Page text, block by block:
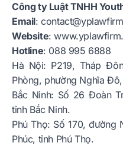
Công ty Luật TNHH
Email:
Website:
Hotline: 088 995 6888
Hà Nội: P219, Tháp
Phòng, phường Nghĩa
Bắc Ninh: Số 26 Đoàn
tỉnh Bắc Ninh.
Phú Thọ: Số 170, đường
Phúc, tỉnh Phú Thọ.